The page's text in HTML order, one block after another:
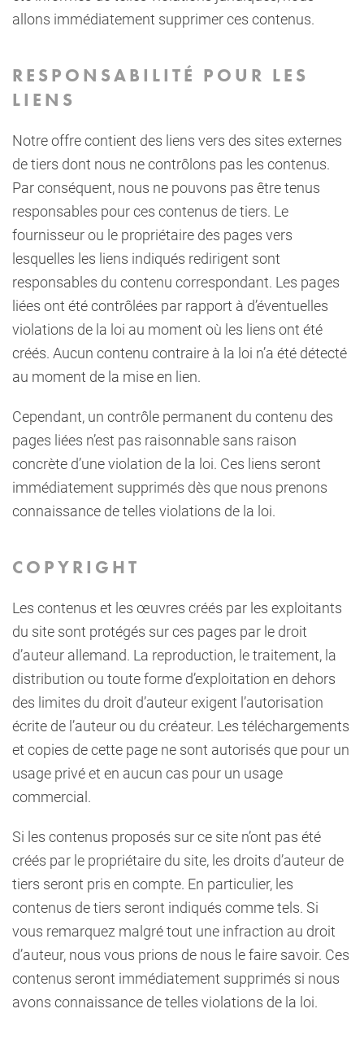
allons immédiatement supprimer ces contenus.
RESPONSABILITÉ POUR LES
LIENS
Notre offre contient des liens vers des sites externes
de tiers dont nous ne contrôlons pas les contenus.
Par conséquent, nous ne pouvons pas être tenus
responsables pour ces contenus de tiers. Le
fournisseur ou le propriétaire des pages vers
lesquelles les liens indiqués redirigent sont
responsables du contenu correspondant. Les pages
liées ont été contrôlées par rapport à d’éventuelles
violations de la loi au moment où les liens ont été
créés. Aucun contenu contraire à la loi n’a été détecté
au moment de la mise en lien.
Cependant, un contrôle permanent du contenu des
pages liées n’est pas raisonnable sans raison
concrète d’une violation de la loi. Ces liens seront
immédiatement supprimés dès que nous prenons
connaissance de telles violations de la loi.
COPYRIGHT
Les contenus et les œuvres créés par les exploitants
du site sont protégés sur ces pages par le droit
d’auteur allemand. La reproduction, le traitement, la
distribution ou toute forme d’exploitation en dehors
des limites du droit d’auteur exigent l’autorisation
écrite de l’auteur ou du créateur. Les téléchargements
et copies de cette page ne sont autorisés que pour un
usage privé et en aucun cas pour un usage
commercial.
Si les contenus proposés sur ce site n’ont pas été
créés par le propriétaire du site, les droits d’auteur de
tiers seront pris en compte. En particulier, les
contenus de tiers seront indiqués comme tels. Si
vous remarquez malgré tout une infraction au droit
d’auteur, nous vous prions de nous le faire savoir. Ces
contenus seront immédiatement supprimés si nous
avons connaissance de telles violations de la loi.